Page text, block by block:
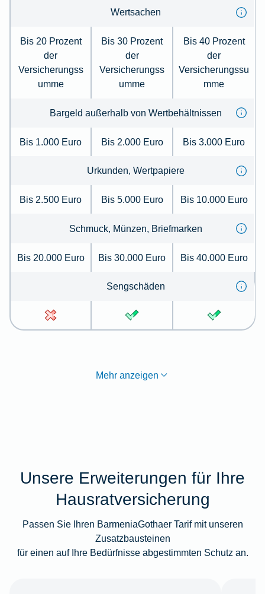
Wertsachen
Bis 20 Prozent
der
Versicherungss
umme
Bis 30 Prozent
der
Versicherungss
umme
Bis 40 Prozent
der
Versicherungssu
mme
Bargeld außerhalb von Wertbehältnissen
Bis 1.000 Euro Bis 2.000 Euro Bis 3.000 Euro
Urkunden, Wertpapiere
Bis 2.500 Euro Bis 5.000 Euro Bis 10.000 Euro
Schmuck, Münzen, Briefmarken
Bis 20.000 Euro Bis 30.000 Euro Bis 40.000 Euro
Sengschäden
Mehr anzeigen
Unsere Erweiterungen für Ihre
Hausratversicherung
Passen Sie Ihren BarmeniaGothaer Tarif mit unseren
Zusatzbausteinen
für einen auf Ihre Bedürfnisse abgestimmten Schutz an.